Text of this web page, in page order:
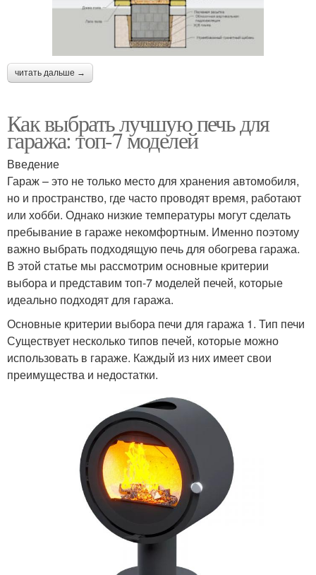
читать дальше →
Как выбрать лучшую печь для
гаража: топ-7 моделей
Введение
Гараж – это не только место для хранения автомобиля,
но и пространство, где часто проводят время, работают
или хобби. Однако низкие температуры могут сделать
пребывание в гараже некомфортным. Именно поэтому
важно выбрать подходящую печь для обогрева гаража.
В этой статье мы рассмотрим основные критерии
выбора и представим топ-7 моделей печей, которые
идеально подходят для гаража.
Основные критерии выбора печи для гаража 1. Тип печи
Существует несколько типов печей, которые можно
использовать в гараже. Каждый из них имеет свои
преимущества и недостатки.